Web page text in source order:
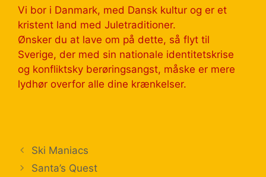
Vi bor i Danmark, med Dansk kultur og er et
kristent land med Juletraditioner.
Ønsker du at lave om på dette, så flyt til
Sverige, der med sin nationale identitetskrise
og konfliktsky berøringsangst, måske er mere
lydhør overfor alle dine krænkelser.
Ski Maniacs
Santa’s Quest